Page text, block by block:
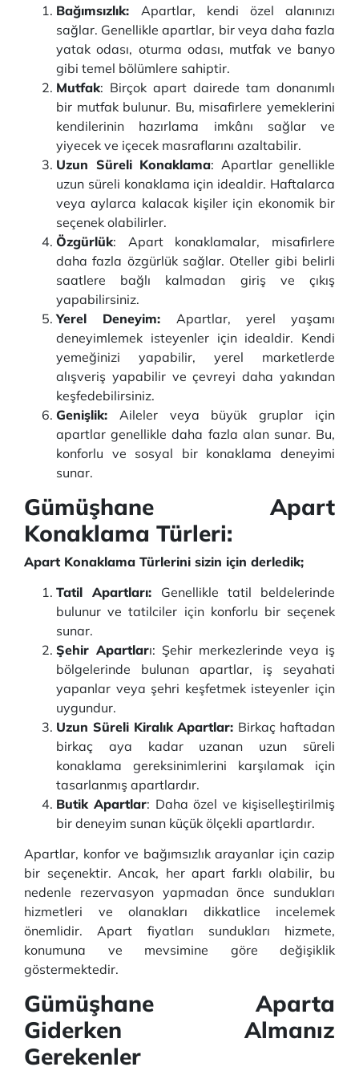
Bağımsızlık: Apartlar, kendi özel alanınızı
sağlar. Genellikle apartlar, bir veya daha fazla
yatak odası, oturma odası, mutfak ve banyo
gibi temel bölümlere sahiptir.
Mutfak: Birçok apart dairede tam donanımlı
bir mutfak bulunur. Bu, misafirlere yemeklerini
kendilerinin hazırlama imkânı sağlar ve
yiyecek ve içecek masraflarını azaltabilir.
Uzun Süreli Konaklama: Apartlar genellikle
uzun süreli konaklama için idealdir. Haftalarca
veya aylarca kalacak kişiler için ekonomik bir
seçenek olabilirler.
Özgürlük: Apart konaklamalar, misafirlere
daha fazla özgürlük sağlar. Oteller gibi belirli
saatlere bağlı kalmadan giriş ve çıkış
yapabilirsiniz.
Yerel Deneyim: Apartlar, yerel yaşamı
deneyimlemek isteyenler için idealdir. Kendi
yemeğinizi yapabilir, yerel marketlerde
alışveriş yapabilir ve çevreyi daha yakından
keşfedebilirsiniz.
Genişlik: Aileler veya büyük gruplar için
apartlar genellikle daha fazla alan sunar. Bu,
konforlu ve sosyal bir konaklama deneyimi
sunar.
Gümüşhane Apart
Konaklama Türleri:
Apart Konaklama Türlerini sizin için derledik;
Tatil Apartları: Genellikle tatil beldelerinde
bulunur ve tatilciler için konforlu bir seçenek
sunar.
Şehir Apartları: Şehir merkezlerinde veya iş
bölgelerinde bulunan apartlar, iş seyahati
yapanlar veya şehri keşfetmek isteyenler için
uygundur.
Uzun Süreli Kiralık Apartlar: Birkaç haftadan
birkaç aya kadar uzanan uzun süreli
konaklama gereksinimlerini karşılamak için
tasarlanmış apartlardır.
Butik Apartlar: Daha özel ve kişiselleştirilmiş
bir deneyim sunan küçük ölçekli apartlardır.
Apartlar, konfor ve bağımsızlık arayanlar için cazip
bir seçenektir. Ancak, her apart farklı olabilir, bu
nedenle rezervasyon yapmadan önce sundukları
hizmetleri ve olanakları dikkatlice incelemek
önemlidir. Apart fiyatları sundukları hizmete,
konumuna ve mevsimine göre değişiklik
göstermektedir.
Gümüşhane Aparta
Giderken Almanız
Gerekenler